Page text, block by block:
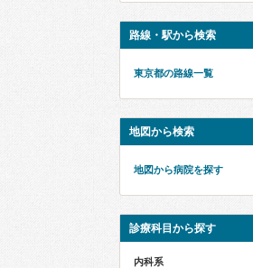
路線・駅から検索
東京都の路線一覧
地図から検索
地図から病院を探す
診療科目から探す
内科系